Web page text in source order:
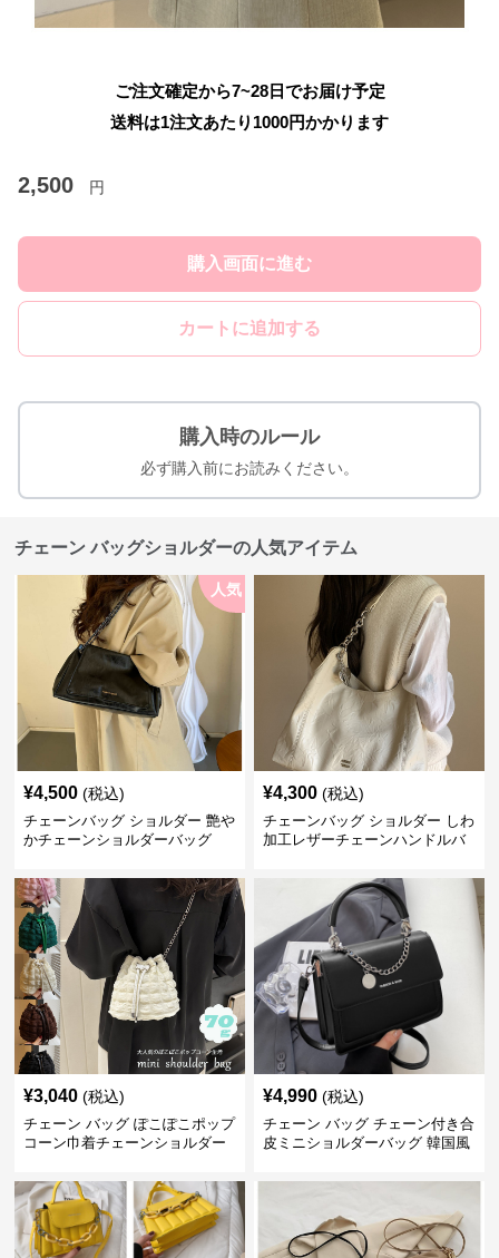
ご注文確定から7~28日でお届け予定
送料は1注文あたり 1000円かかります
2,500 円
購入画面に進む
カートに追加する
購入時のルール
必ず購入前にお読みください。
チェーン バッグショルダーの人気アイテム
人気
¥4,500 (税込)
チェーンバッグ ショルダー 艶や
かチェーンショルダーバッグ
¥4,300 (税込)
チェーンバッグ ショルダー しわ
加工レザーチェーンハンドルバ
¥3,040 (税込)
チェーン バッグ ぽこぽこポップ
コーン巾着チェーンショルダー
¥4,990 (税込)
チェーン バッグ チェーン付き合
皮ミニショルダーバッグ 韓国風